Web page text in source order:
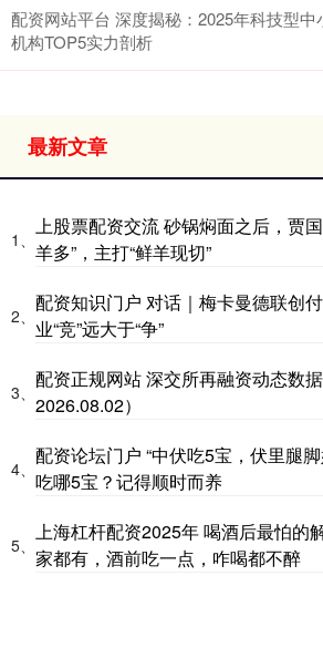
配资网站平台 深度揭秘：2025年科技型中
机构TOP5实力剖析
最新文章
1、
上股票配资交流 砂锅焖面之后，贾
羊多”，主打“鲜羊现切”
2、
配资知识门户 对话｜梅卡曼德联创
业“竞”远大于“争”
3、
配资正规网站 深交所再融资动态数
2026.08.02）
4、
配资论坛门户 “中伏吃5宝，伏里腿
吃哪5宝？记得顺时而养
5、
上海杠杆配资2025年 喝酒后最怕的
家都有，酒前吃一点，咋喝都不醉